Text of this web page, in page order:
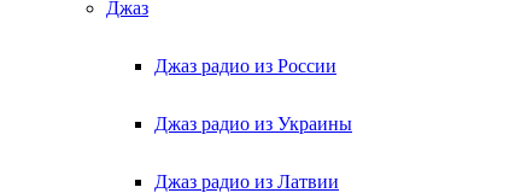
Джаз
Джаз радио из России
Джаз радио из Украины
Джаз радио из Латвии